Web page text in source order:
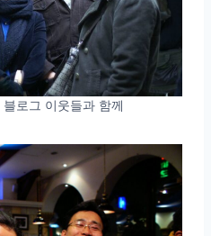
로그 이웃들과 함께